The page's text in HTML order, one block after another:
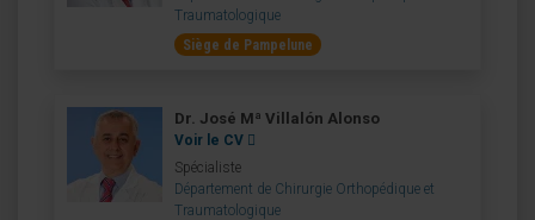
Traumatologique
Siège de Pampelune
Dr. José Mª Villalón Alonso
Voir le CV
Spécialiste
Département de Chirurgie Orthopédique et
Traumatologique